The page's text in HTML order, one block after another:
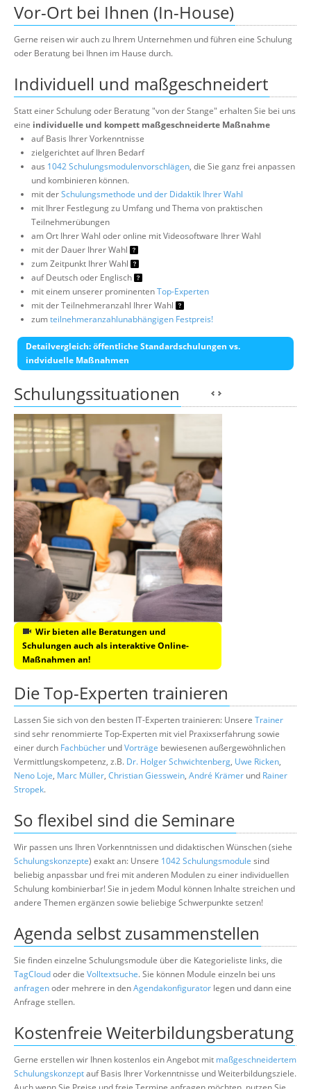
Vor-Ort bei Ihnen (In-House)
Gerne reisen wir auch zu Ihrem Unternehmen und führen eine Schulung
oder Beratung bei Ihnen im Hause durch.
Individuell und maßgeschneidert
Statt einer Schulung oder Beratung "von der Stange" erhalten Sie bei uns
eine individuelle und kompett maßgeschneiderte Maßnahme
auf Basis Ihrer Vorkenntnisse
zielgerichtet auf Ihren Bedarf
aus 1042 Schulungsmodulenvorschlägen, die Sie ganz frei anpassen
und kombinieren können.
mit derSchulungsmethode und der Didaktik Ihrer Wahl
mit Ihrer Festlegung zu Umfang und Thema von praktischen
Teilnehmerübungen
am Ort Ihrer Wahl oder online mit Videosoftware Ihrer Wahl
mit der Dauer Ihrer Wahl
zum Zeitpunkt Ihrer Wahl
auf Deutsch oder Englisch
mit einem unserer prominentenTop-Experten
mit der Teilnehmeranzahl Ihrer Wahl
zumteilnehmeranzahlunabhängigen Festpreis!
Detailvergleich: öffentliche Standardschulungen vs.
indviduelle Maßnahmen
Schulungssituationen
Wir bieten alle Beratungen und
Schulungen auch als interaktive Online-
Maßnahmen an!
Die Top-Experten trainieren
Lassen Sie sich von den besten IT-Experten trainieren: Unsere Trainer
sind sehr renommierte Top-Experten mit viel Praxixserfahrung sowie
einer durch Fachbücher undVorträge bewiesenen außergewöhnlichen
Vermittlungskompetenz, z.B. Dr. Holger Schwichtenberg, Uwe Ricken,
Neno Loje, Marc Müller, Christian Giesswein, André Krämer und Rainer
Stropek.
So flexibel sind die Seminare
Wir passen uns Ihren Vorkenntnissen und didaktischen Wünschen (siehe
Schulungskonzepte) exakt an: Unsere 1042 Schulungsmodule sind
beliebig anpassbar und frei mit anderen Modulen zu einer individuellen
Schulung kombinierbar! Sie in jedem Modul können Inhalte streichen und
andere Themen ergänzen sowie beliebige Schwerpunkte setzen!
Agenda selbst zusammenstellen
Sie finden einzelne Schulungsmodule über die Kategorieliste links, die
TagCloudoder die Volltextsuche. Sie können Module einzeln bei uns
anfragenoder mehrere in denAgendakonfigurator legen und dann eine
Anfrage stellen.
Kostenfreie Weiterbildungsberatung
Gerne erstellen wir Ihnen kostenlos ein Angebot mit maßgeschneidertem
Schulungskonzeptauf Basis Ihrer Vorkenntnisse und Weiterbildungsziele.